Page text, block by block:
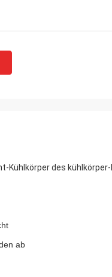
Kühlkörper des kühlkörper-
ab